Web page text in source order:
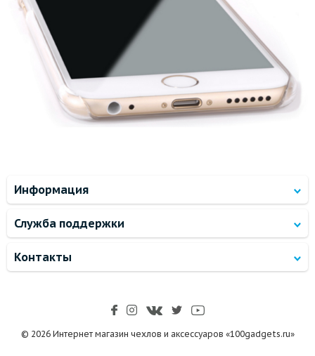
Информация
Служба поддержки
Контакты
© 2026 Интернет магазин чехлов и аксессуаров «100gadgets.ru»